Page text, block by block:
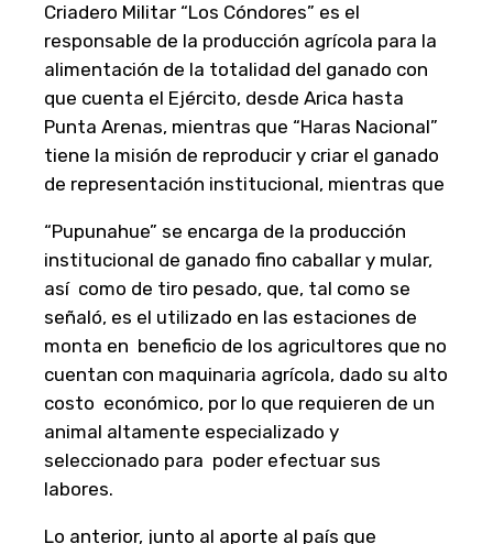
Criadero Militar “Los Cóndores” es el
responsable de la producción agrícola para la
alimentación de la totalidad del ganado con
que cuenta el Ejército, desde Arica hasta
Punta Arenas, mientras que “Haras Nacional”
tiene la misión de reproducir y criar el ganado
de representación institucional, mientras que
“Pupunahue” se encarga de la producción
institucional de ganado fino caballar y mular,
así como de tiro pesado, que, tal como se
señaló, es el utilizado en las estaciones de
monta en beneficio de los agricultores que no
cuentan con maquinaria agrícola, dado su alto
costo económico, por lo que requieren de un
animal altamente especializado y
seleccionado para poder efectuar sus
labores.
Lo anterior, junto al aporte al país que